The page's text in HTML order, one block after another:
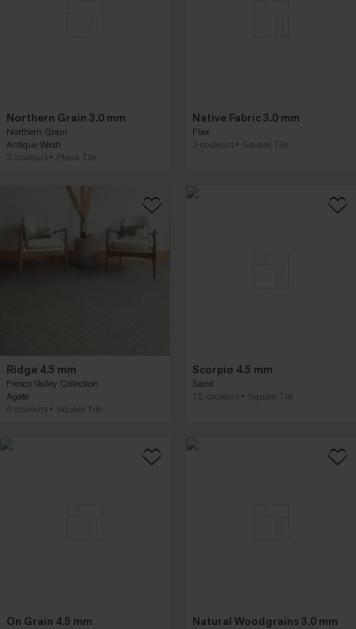
Northern Grain 3.0 mm
Northern Grain
Antique Wash
3 couleurs
Plank Tile
Native Fabric 3.0 mm
Flax
3 couleurs
Square Tile
Ridge 4.5 mm
Fresco Valley Collection
Agate
6 couleurs
Square Tile
Scorpio 4.5 mm
Sand
15 couleurs
Square Tile
On Grain 4.5 mm Natural Woodgrains 3.0 mm